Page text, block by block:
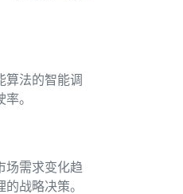
算法的智能调
。
场需求变化趋
战略决策。